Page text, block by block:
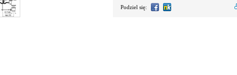
Podziel się: